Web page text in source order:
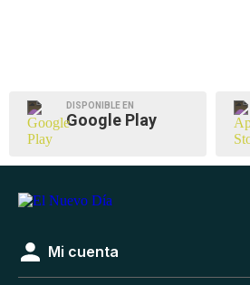
DISPONIBLE EN
Google Play
Mi cuenta